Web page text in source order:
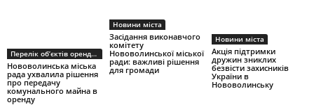
Перелік об’єктів оренди першого типу
Нововолинська міська
рада ухвалила рішення
про передачу
комунального майна в
оренду
Новини міста
Засідання виконавчого
комітету
Нововолинської міської
ради: важливі рішення
для громади
Новини міста
Акція підтримки
дружин зниклих
безвісти захисників
України в
Нововолинську